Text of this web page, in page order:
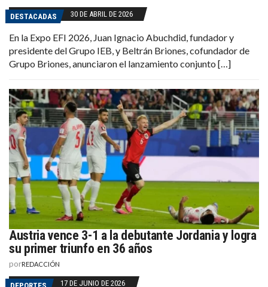
DESTACADAS 30 DE ABRIL DE 2026
En la Expo EFI 2026, Juan Ignacio Abuchdid, fundador y
presidente del Grupo IEB, y Beltrán Briones, cofundador de
Grupo Briones, anunciaron el lanzamiento conjunto […]
Austria vence 3-1 a la debutante Jordania y logra
su primer triunfo en 36 años
porREDACCIÓN
17 DE JUNIO DE 2026